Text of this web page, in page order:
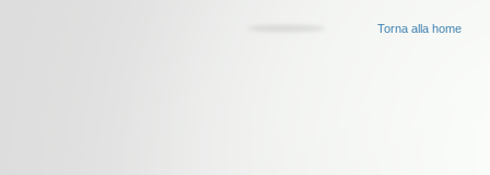
Torna alla home